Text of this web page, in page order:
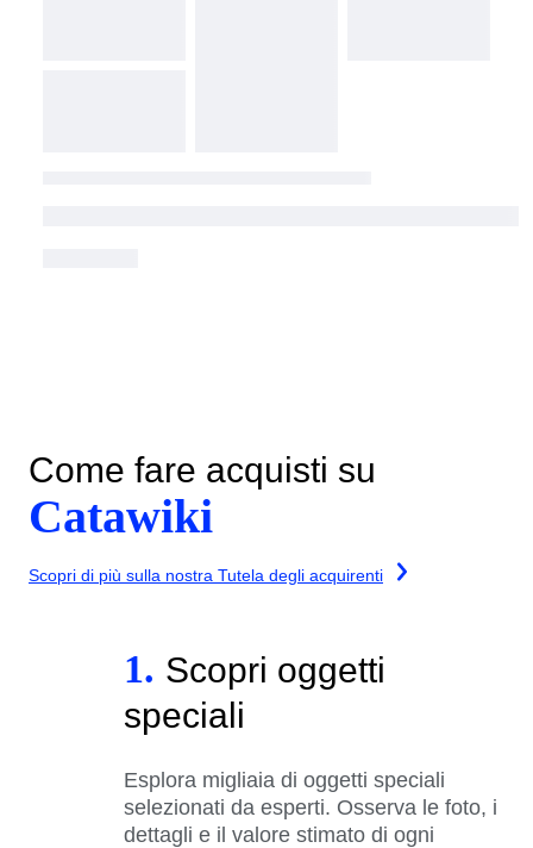
Come fare acquisti su
Catawiki
Scopri di più sulla nostra Tutela degli acquirenti
1. Scopri oggetti
speciali
Esplora migliaia di oggetti speciali
selezionati da esperti. Osserva le foto, i
dettagli e il valore stimato di ogni